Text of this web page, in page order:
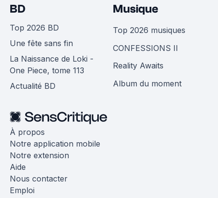
BD
Top 2026 BD
Une fête sans fin
La Naissance de Loki -
One Piece, tome 113
Actualité BD
Musique
Top 2026 musiques
CONFESSIONS II
Reality Awaits
Album du moment
À propos
Notre application mobile
Notre extension
Aide
Nous contacter
Emploi